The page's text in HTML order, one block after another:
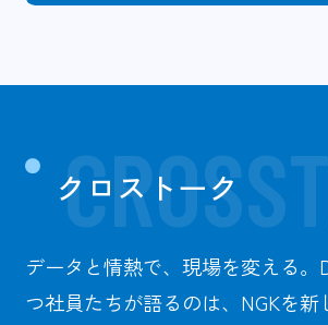
クロストーク
データと情熱で、現場を変える。
つ社員たちが語るのは、NGKを新